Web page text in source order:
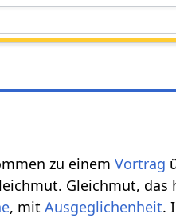
zu einemVortrag
Gleichmut, das
, mitAusgeglichenheit.